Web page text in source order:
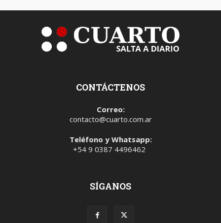
CONTÁCTENOS
Correo:
contacto@cuarto.com.ar
Teléfono y Whatsapp:
+54 9 0387 4496462
SÍGANOS